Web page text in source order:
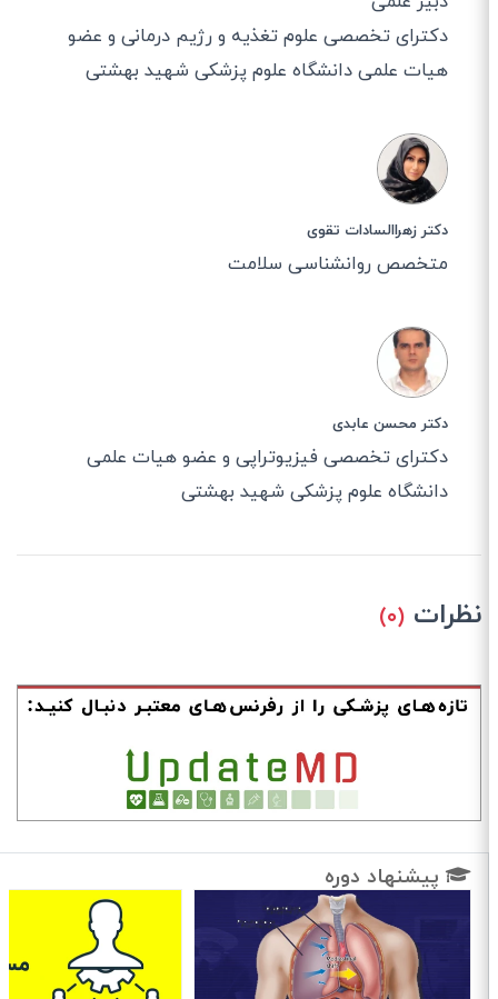
دکترای تخصصی علوم تغذیه و رژیم درمانی و عضو
هیات علمی دانشگاه علوم پزشکی شهید بهشتی
دکتر زهراالسادات تقوی
متخصص روانشناسی سلامت
دکتر محسن عابدی
دکترای تخصصی فیزیوتراپی و عضو هیات علمی
دانشگاه علوم پزشکی شهید بهشتی
نظرات
پیشنهاد دوره